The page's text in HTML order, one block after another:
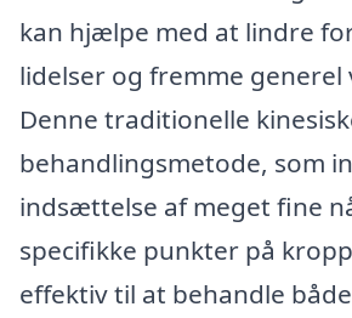
kan hjælpe med at lindre
lidelser og fremme
Denne traditionelle
behandlingsmetode, som
indsættelse af meget fine
specifikke punkter på
effektiv til at behandle